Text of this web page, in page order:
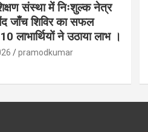
संस्था में निःशुल्क नेत्र
जाँच शिविर का सफल
लाभार्थियों ने उठाया लाभ ।
pramodkumar